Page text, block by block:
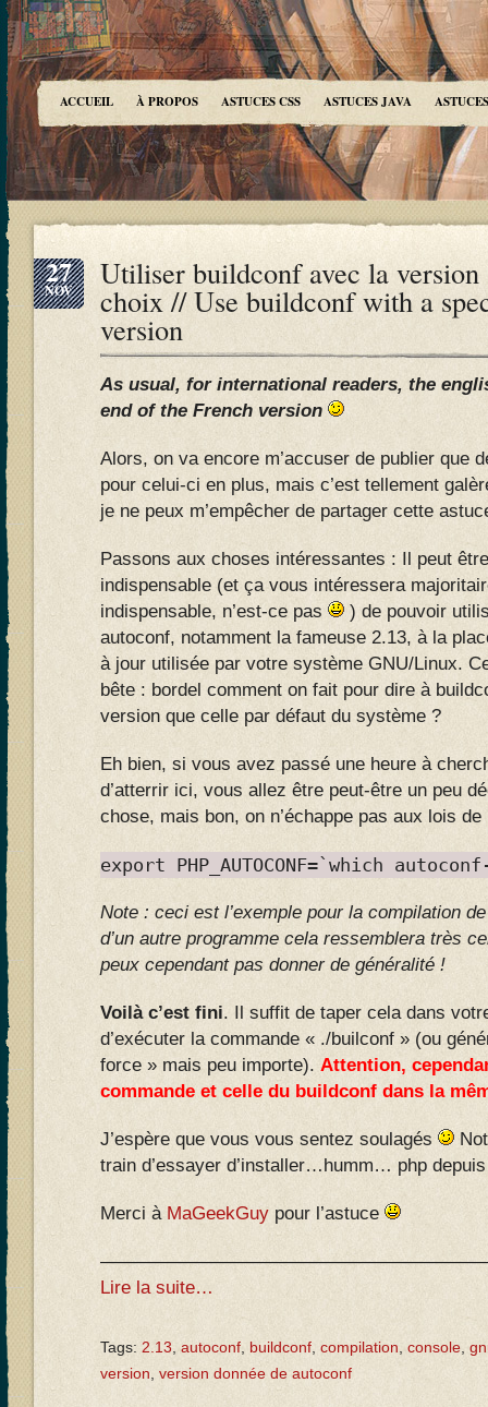
ACCUEIL À PROPOS ASTUCES CSS ASTUCES JAVA
27
NOV Utiliser buildconf avec la version
choix // Use buildconf with a
version
As usual, for international readers, the
end of the French version
Alors, on va encore m’accuser de publier que
pour celui-ci en plus, mais c’est tellement
je ne peux m’empêcher de partager cette
Passons aux choses intéressantes : Il peut
indispensable (et ça vous intéressera
indispensable, n’est-ce pas
) de pouvoir
autoconf, notamment la fameuse 2.13, à la
à jour utilisée par votre système GNU/Linux.
bête : bordel comment on fait pour dire à
version que celle par défaut du système ?
Eh bien, si vous avez passé une heure à
d’atterrir ici, vous allez être peut-être un peu
chose, mais bon, on n’échappe pas aux lois
export PHP_AUTOCONF=`which
Note : ceci est l’exemple pour la compilation
d’un autre programme cela ressemblera très
peux cependant pas donner de généralité !
Voilà c’est fini. Il suffit de taper cela dans
d’exécuter la commande « ./builconf » (ou
force » mais peu importe). Attention,
commande et celle du buildconf dans la
J’espère que vous vous sentez soulagés
train d’essayer d’installer…humm… php
Merci à MaGeekGuy pour l’astuce
Lire la suite…
Tags: 2.13 autoconf buildconf compilation console
version version donnée de autoconf